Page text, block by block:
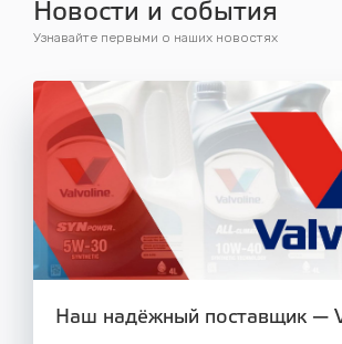
Новости и события
Узнавайте первыми о наших новостях
Наш надёжный поставщик —